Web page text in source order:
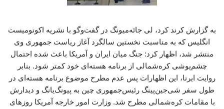
به گزارش کرند کرد، لی جائه‌میونگ در گفت‌وگو با نشریه اکونومیست
انگلیس که به مناسبت نخستین سالگرد آغاز ریاست جمهوری وی
منتشر شد، اظهار کرد: جنگ میان ایران و آمریکا باعث شده احتمال
چشم‌پوشی کره‌شمالی از برنامه هسته‌ای خود کمتر شود. بنابر
روایت ایرنا، این اظهارات پس عدم مطرح موضوع برنامه هسته‌ای در
طول سفر شی‌جین‌پینگ رئیس‌جمهوری چین به پیونگ‌یانگ و دیدارش
با مقامات کره‌شمالی مطرح شد. وزارت امور خارجه آمریکا روزهای